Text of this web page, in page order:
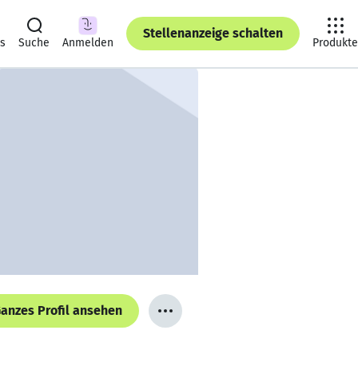
Suche Anmelden
Stellenanzeige schalten
Produkte
Profil ansehen